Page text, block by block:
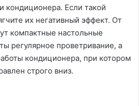
кондиционера. Если такой
их негативный эффект. От
компактные настольные
регулярное проветривание, а
кондиционера, при котором
строго вниз.